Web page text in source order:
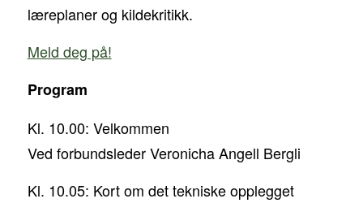
læreplaner og kildekritikk.
Meld deg på!
Program
Kl. 10.00: Velkommen
Ved forbundsleder Veronicha Angell Bergli
Kl. 10.05: Kort om det tekniske opplegget